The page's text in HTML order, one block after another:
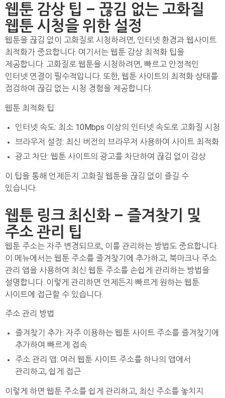
웹툰 감상 팁 – 끊김 없는 고화질
웹툰 시청을 위한 설정
웹툰을 끊김 없이 고화질로 시청하려면, 인터넷 환경과 웹사이트
최적화가 중요합니다. 여기서는 웹툰 감상 최적화 팁을
제공합니다. 고화질로 웹툰을 시청하려면, 빠르고 안정적인
인터넷 연결이 필수적입니다. 또한, 웹툰 사이트의 최적화 상태를
점검하여 끊김 없는 시청 경험을 제공합니다.
웹툰 최적화 팁
인터넷 속도: 최소 10Mbps 이상의 인터넷 속도로 고화질 시청
브라우저 설정: 최신 버전의 브라우저 사용하여 사이트 최적화
광고 차단: 웹툰 사이트의 광고를 차단하여 끊김 없이 감상
이 팁을 통해 언제든지 고화질 웹툰을 끊김 없이 즐길 수
있습니다.
웹툰 링크 최신화 – 즐겨찾기 및
주소 관리 팁
웹툰 주소는 자주 변경되므로, 이를 관리하는 방법도 중요합니다.
이 메뉴에서는 웹툰 주소를 즐겨찾기에 추가하고, 북마크나 주소
관리 앱을 사용하여 최신 웹툰 주소를 손쉽게 관리하는 방법을
설명합니다. 이렇게 관리하면 언제든지 빠르게 원하는 웹툰
사이트에 접근할 수 있습니다.
주소 관리 방법
즐겨찾기 추가: 자주 이용하는 웹툰 사이트 주소를 즐겨찾기에
추가하여 빠르게 접속
주소 관리 앱: 여러 웹툰 사이트 주소를 하나의 앱에서
관리하고, 쉽게 접근
이렇게 하면 웹툰 주소를 쉽게 관리하고, 최신 주소를 놓치지